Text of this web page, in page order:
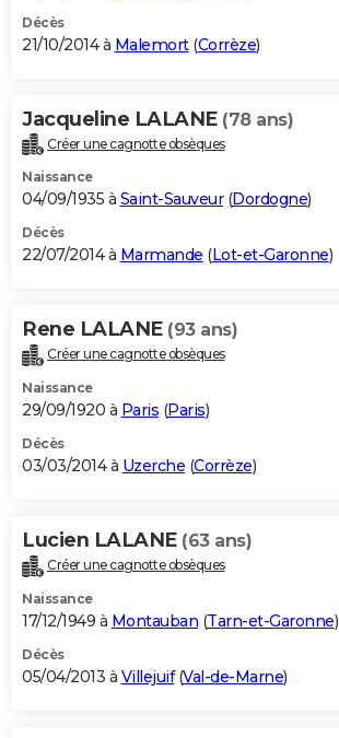
Décès
21/10/2014 à Malemort(Corrèze)
Jacqueline LALANE (78 ans)
Créer une cagnotte obsèques
Naissance
04/09/1935 à Saint-Sauveur(Dordogne)
Décès
22/07/2014 à Marmande (Lot-et-Garonne)
Rene LALANE (93 ans)
Créer une cagnotte obsèques
Naissance
29/09/1920 à Paris (Paris)
Décès
03/03/2014 à Uzerche (Corrèze)
Lucien LALANE (63 ans)
Créer une cagnotte obsèques
Naissance
17/12/1949 à Montauban (Tarn-et-Garonne)
Décès
05/04/2013 à Villejuif(Val-de-Marne)